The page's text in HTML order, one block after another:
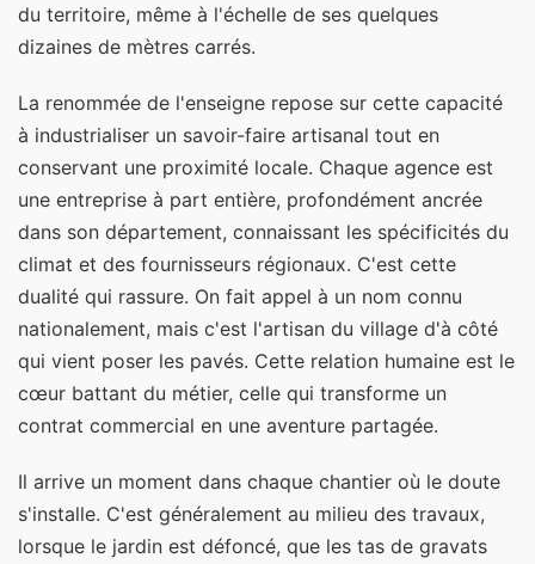
du territoire, même à l'échelle de ses quelques
dizaines de mètres carrés.
La renommée de l'enseigne repose sur cette capacité
à industrialiser un savoir-faire artisanal tout en
conservant une proximité locale. Chaque agence est
une entreprise à part entière, profondément ancrée
dans son département, connaissant les spécificités du
climat et des fournisseurs régionaux. C'est cette
dualité qui rassure. On fait appel à un nom connu
nationalement, mais c'est l'artisan du village d'à côté
qui vient poser les pavés. Cette relation humaine est le
cœur battant du métier, celle qui transforme un
contrat commercial en une aventure partagée.
Il arrive un moment dans chaque chantier où le doute
s'installe. C'est généralement au milieu des travaux,
lorsque le jardin est défoncé, que les tas de gravats